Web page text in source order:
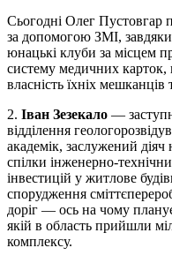
Сьогодні Олег Пустовгар
за допомогою ЗМІ,
юнацькі клуби за місцем
систему медичних карток,
власність їхніх мешканців
2. Іван Зезекало —
відділення
академік, заслужений діяч
спілки інженерно-
інвестицій у житлове
спорудження
доріг — ось на чому
якій в область прийшли
комплексу.